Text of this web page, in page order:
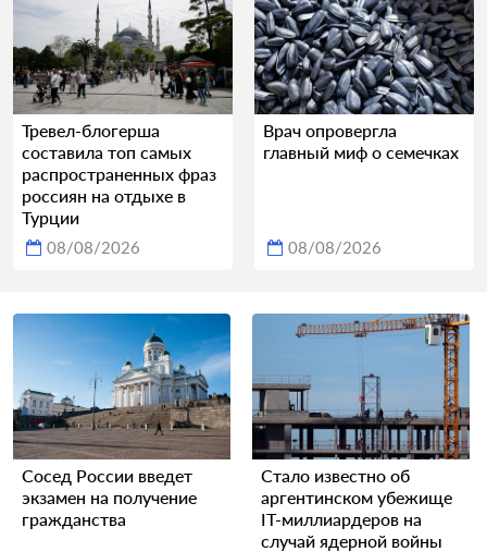
Тревел-блогерша
составила топ самых
распространенных фраз
россиян на отдыхе в
Турции
08/08/2026
Врач опровергла
главный миф о семечках
08/08/2026
Сосед России введет
экзамен на получение
гражданства
Стало известно об
аргентинском убежище
IT-миллиардеров на
случай ядерной войны